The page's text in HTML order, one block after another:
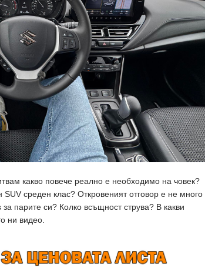
какво повече реално е необходимо на човек?
среден клас? Откровеният отговор е не много
парите си? Колко всъщност струва? В какви
ни видео.